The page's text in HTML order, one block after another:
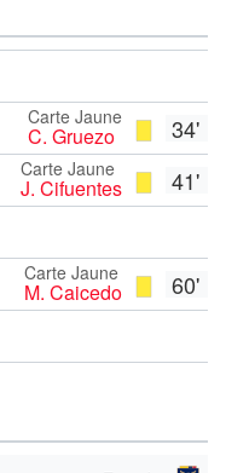
34'
Carte Jaune
C. Gruezo
41'
Carte Jaune
J. Cifuentes
60'
Carte Jaune
M. Caicedo